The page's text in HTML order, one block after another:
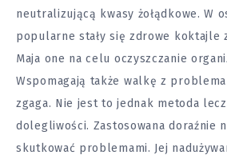
neutralizującą kwasy żołądkowe. W
popularne stały się zdrowe koktajle
Maja one na celu oczyszczanie
Wspomagają także walkę z
zgaga. Nie jest to jednak metoda
dolegliwości. Zastosowana doraźnie
skutkować problemami. Jej